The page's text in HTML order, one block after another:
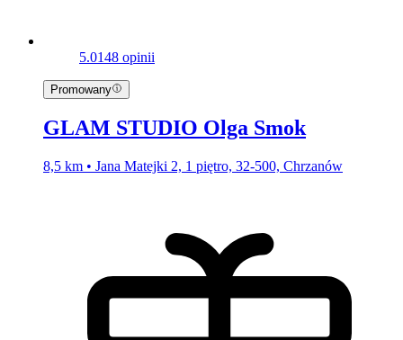
5.0148 opinii
Promowany
GLAM STUDIO Olga Smok
8,5 km • Jana Matejki 2, 1 piętro, 32-500, Chrzanów